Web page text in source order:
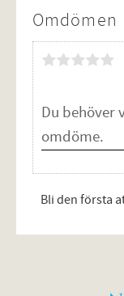
Omdömen
Bli den första